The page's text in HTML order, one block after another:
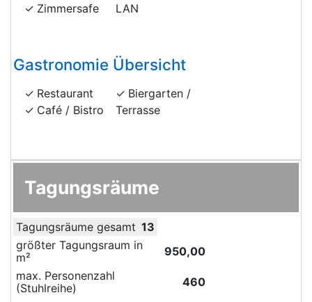
Zimmersafe
LAN
Gastronomie Übersicht
Restaurant
Café / Bistro
Biergarten /
Terrasse
Tagungsräume
Tagungsräume gesamt 13
größter Tagungsraum in
m²
950,00
max. Personenzahl
(Stuhlreihe)
460